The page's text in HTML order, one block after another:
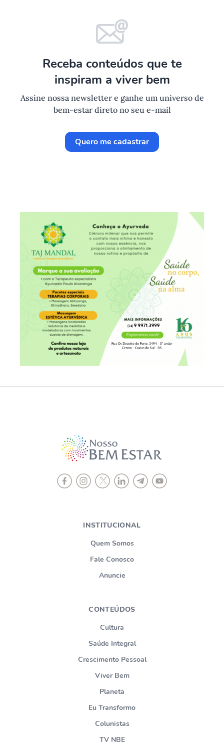
Receba conteúdos que te
inspiram a viver bem
Assine nossa newsletter e ganhe um universo de
bem-estar direto no seu e-mail
Quero me cadastrar
INSTITUCIONAL
Quem Somos
Fale Conosco
Anuncie
CONTEÚDOS
Cultura
Saúde Integral
Crescimento Pessoal
Viver Bem
Planeta
Eu Transformo
Colunistas
TV NBE